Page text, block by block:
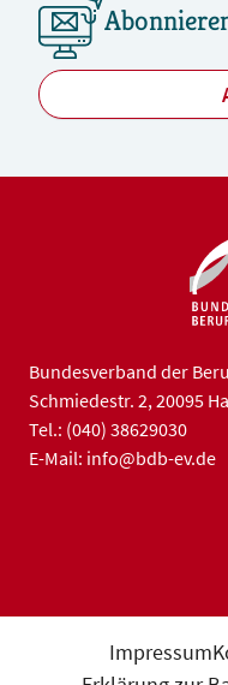
Bundesverband der
Schmiedestr. 2, 20095
Tel.: (040) 38629030
E-Mail: info@bdb-ev.de
Impressum